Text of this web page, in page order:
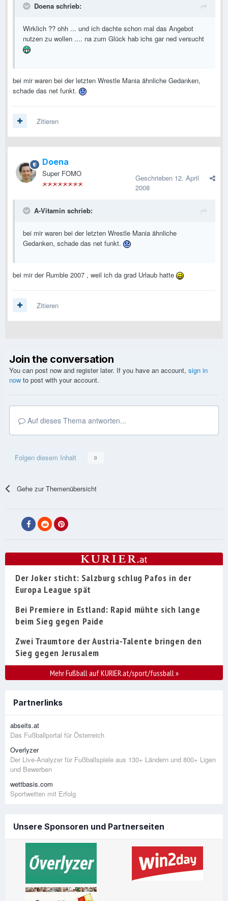
Doena schrieb:
Wirklich ?? ohh ... und ich dachte schon mal das Angebot
nutzen zu wollen .... na zum Glück hab ichs gar ned versucht
bei mir waren bei der letzten Wrestle Mania ähnliche Gedanken,
schade das net funkt.
Zitieren
Doena
Super FOMO Geschrieben 12. April
2008
A-Vitamin schrieb:
bei mir waren bei der letzten Wrestle Mania ähnliche
Gedanken, schade das net funkt.
bei mir der Rumble 2007 , weil ich da grad Urlaub hatte
Zitieren
Join the conversation
You can post now and register later. If you have an account, sign in
now to post with your account.
Auf dieses Thema antworten...
Folgen diesem Inhalt 0
Gehe zur Themenübersicht
Der Joker sticht: Salzburg schlug Pafos in der
Europa League spät
Bei Premiere in Estland: Rapid mühte sich lange
beim Sieg gegen Paide
Zwei Traumtore der Austria-Talente bringen den
Sieg gegen Jerusalem
Mehr Fußball auf KURIER.at/sport/fussball »
Partnerlinks
abseits.at
Das Fußballportal für Österreich
Overlyzer
Der Live-Analyzer für Fußballspiele aus 130+ Ländern und 800+ Ligen
und Bewerben
wettbasis.com
Sportwetten mit Erfolg
Unsere Sponsoren und Partnerseiten